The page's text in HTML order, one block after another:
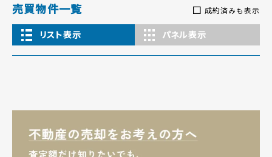
売買物件一覧 成約済みも表示
リスト表示 パネル表示